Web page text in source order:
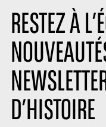
RESTEZ À
D’HISTOIRE